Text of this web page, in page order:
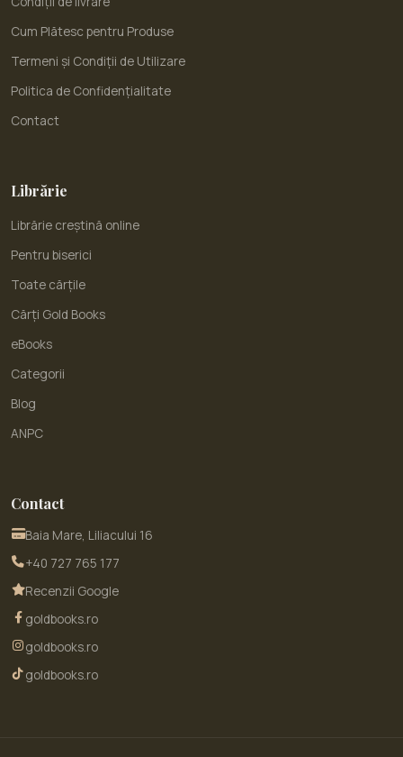
Cum Plătesc pentru Produse
Termeni și Condiții de Utilizare
Politica de Confidențialitate
Contact
Librărie
Librărie creștină online
Pentru biserici
Toate cărțile
Cărți Gold Books
eBooks
Categorii
Blog
ANPC
Contact
Baia Mare, Liliacului 16
+40 727 765 177
Recenzii Google
goldbooks.ro
goldbooks.ro
goldbooks.ro